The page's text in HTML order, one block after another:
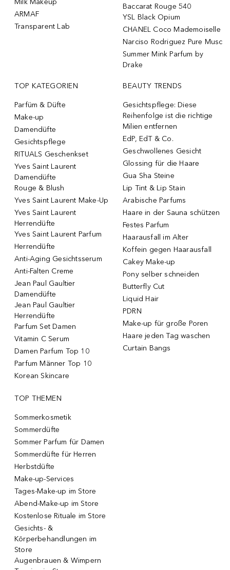
Milk Makeup
ARMAF
Transparent Lab
Baccarat Rouge 540
YSL Black Opium
CHANEL Coco Mademoiselle
Narciso Rodriguez Pure Musc
Summer Mink Parfum by
Drake
TOP KATEGORIEN
Parfüm & Düfte
Make-up
Damendüfte
Gesichtspflege
RITUALS Geschenkset
Yves Saint Laurent
Damendüfte
Rouge & Blush
Yves Saint Laurent Make-Up
Yves Saint Laurent
Herrendüfte
Yves Saint Laurent Parfum
Herrendüfte
Anti-Aging Gesichtsserum
Anti-Falten Creme
Jean Paul Gaultier
Damendüfte
Jean Paul Gaultier
Herrendüfte
Parfum Set Damen
Vitamin C Serum
Damen Parfum Top 10
Parfum Männer Top 10
Korean Skincare
BEAUTY TRENDS
Gesichtspflege: Diese
Reihenfolge ist die richtige
Milien entfernen
EdP, EdT & Co.
Geschwollenes Gesicht
Glossing für die Haare
Gua Sha Steine
Lip Tint & Lip Stain
Arabische Parfums
Haare in der Sauna schützen
Festes Parfum
Haarausfall im Alter
Koffein gegen Haarausfall
Cakey Make-up
Pony selber schneiden
Butterfly Cut
Liquid Hair
PDRN
Make-up für große Poren
Haare jeden Tag waschen
Curtain Bangs
TOP THEMEN
Sommerkosmetik
Sommerdüfte
Sommer Parfum für Damen
Sommerdüfte für Herren
Herbstdüfte
Make-up-Services
Tages-Make-up im Store
Abend-Make-up im Store
Kostenlose Rituale im Store
Gesichts- &
Körperbehandlungen im
Store
Augenbrauen & Wimpern